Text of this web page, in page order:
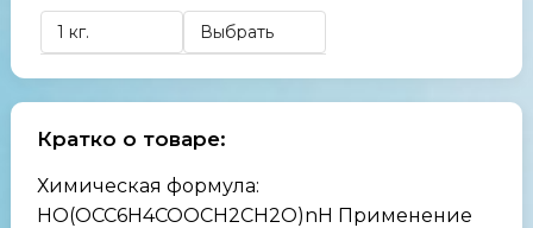
Кратко о товаре:
Химическая формула:
HO(OCC6H4COOCH2CH2O)nH Применение